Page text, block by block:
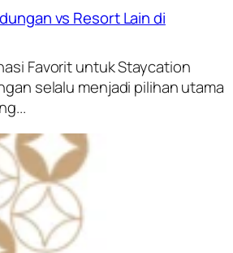
vs Resort Lain di
Favorit untuk Staycation
selalu menjadi pilihan utama